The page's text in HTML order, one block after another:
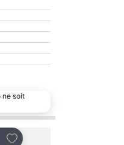
ne soit
Ajouter à mes favoris